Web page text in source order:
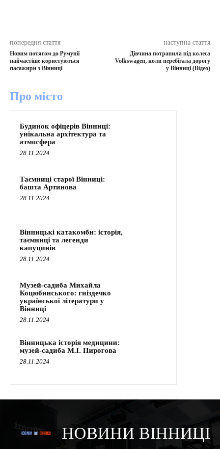
попередня стаття
Новим потягом до Румунії
найчастіше користуються
пасажири з Вінниці
наступна стаття
Дівчина потрапила під колеса
Volkswagen, коли перебігала дорогу
у Вінниці (Відео)
Про місто
Будинок офіцерів Вінниці:
унікальна архітектура та
атмосфера
28.11.2024
Таємниці старої Вінниці:
башта Артинова
28.11.2024
Вінницькі катакомби: історія,
таємниці та легенди
капуцинів
28.11.2024
Музей-садиба Михайла
Коцюбинського: гніздечко
української літератури у
Вінниці
28.11.2024
Вінницька історія медицини:
музей-садиба М.І. Пирогова
28.11.2024
НОВИНИ ВІННИЦІ